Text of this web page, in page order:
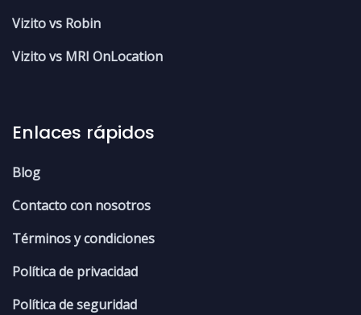
Vizito vs Robin
Vizito vs MRI OnLocation
Enlaces rápidos
Blog
Contacto con nosotros
Términos y condiciones
Política de privacidad
Política de seguridad